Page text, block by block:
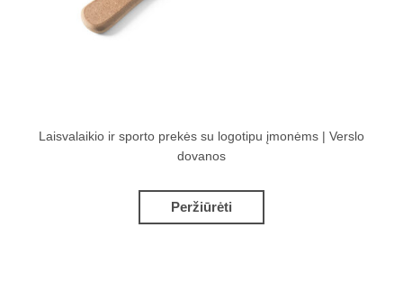
Laisvalaikio ir sporto prekės su logotipu įmonėms | Verslo
dovanos
Peržiūrėti